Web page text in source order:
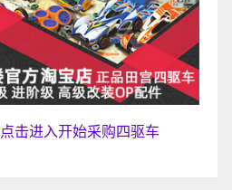
点击进入开始采购四驱车